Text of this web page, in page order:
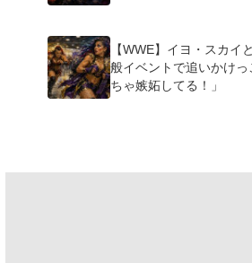
【WWE】イヨ・スカイ
般イベントで追いかけ
ちゃ嫉妬してる！」